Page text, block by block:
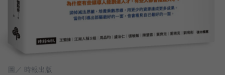
圖／ 時報出版